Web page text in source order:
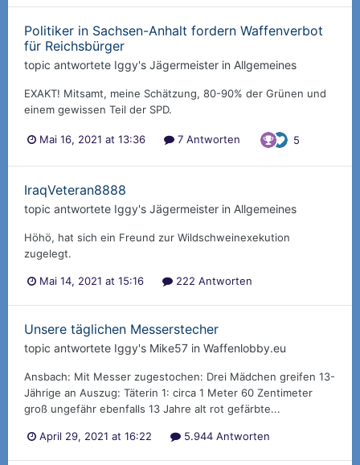
Politiker in Sachsen-Anhalt fordern Waffenverbot
für Reichsbürger
topic antwortete Iggy's Jägermeister in Allgemeines
EXAKT! Mitsamt, meine Schätzung, 80-90% der Grünen und
einem gewissen Teil der SPD.
Mai 16, 2021 at 13:36 7 Antworten 5
IraqVeteran8888
topic antwortete Iggy's Jägermeister in Allgemeines
Höhö, hat sich ein Freund zur Wildschweinexekution
zugelegt.
Mai 14, 2021 at 15:16 222 Antworten
Unsere täglichen Messerstecher
topic antwortete Iggy's Mike57 in Waffenlobby.eu
Ansbach: Mit Messer zugestochen: Drei Mädchen greifen 13-
Jährige an Auszug: Täterin 1: circa 1 Meter 60 Zentimeter
groß ungefähr ebenfalls 13 Jahre alt rot gefärbte...
April 29, 2021 at 16:22 5.944 Antworten